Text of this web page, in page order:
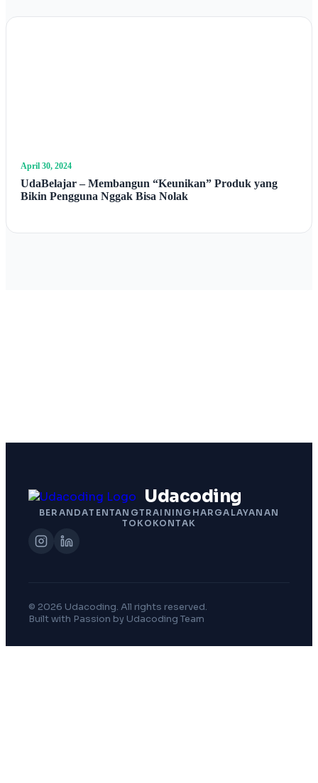
April 30, 2024
UdaBelajar – Membangun “Keunikan” Produk yang
Bikin Pengguna Nggak Bisa Nolak
Udacoding
BERANDATENTANGTRAINING HARGA LAYANAN
TOKO KONTAK
© 2026 Udacoding. All rights reserved.
Built with Passion by Udacoding Team